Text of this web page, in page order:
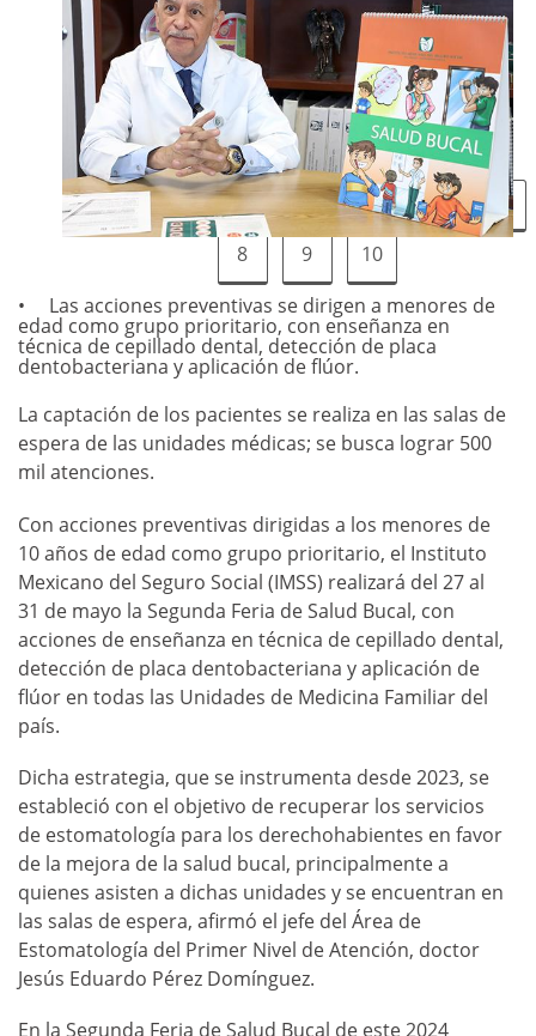
1 2 3 4 5 6
8
9
10
Las acciones preventivas se dirigen a menores de
edad como grupo prioritario, con enseñanza en
técnica de cepillado dental, detección de placa
dentobacteriana y aplicación de flúor.
La captación de los pacientes se realiza en las salas de
espera de las unidades médicas; se busca lograr 500
mil atenciones.
Con acciones preventivas dirigidas a los menores de
10 años de edad como grupo prioritario, el Instituto
Mexicano del Seguro Social (IMSS) realizará del 27 al
31 de mayo la Segunda Feria de Salud Bucal, con
acciones de enseñanza en técnica de cepillado dental,
detección de placa dentobacteriana y aplicación de
flúor en todas las Unidades de Medicina Familiar del
país.
Dicha estrategia, que se instrumenta desde 2023, se
estableció con el objetivo de recuperar los servicios
de estomatología para los derechohabientes en favor
de la mejora de la salud bucal, principalmente a
quienes asisten a dichas unidades y se encuentran en
las salas de espera, afirmó el jefe del Área de
Estomatología del Primer Nivel de Atención, doctor
Jesús Eduardo Pérez Domínguez.
En la Segunda Feria de Salud Bucal de este 2024